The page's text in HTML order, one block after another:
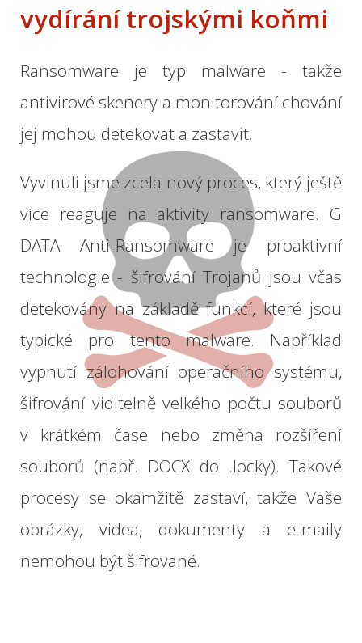
vydírání trojskými koňmi
Ransomware je typ malware -
takže
antivirové skenery a monitorování chování
jej mohou detekovat a zastavit.
Vyvinuli jsme zcela nový proces, který ještě
více reaguje na aktivity ransomware. G
DATA
Anti-Ransomware
je proaktivní
technologie - šifrování Trojanů jsou včas
detekovány na základě funkcí, které jsou
typické
pro tento malware.
Například
vypnutí zálohování operačního systému,
šifrování viditelně velkého počtu souborů
v krátkém čase nebo změna
rozšíření
souborů (např. DOCX do .locky). Takové
procesy se okamžitě zastaví, takže Vaše
obrázky,
videa, dokumenty a e-maily
nemohou být šifrované.